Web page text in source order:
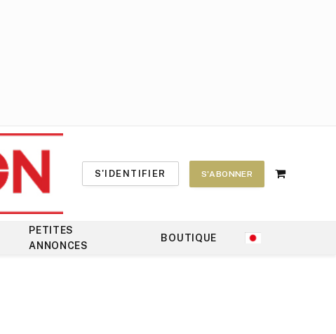
S'IDENTIFIER S'ABONNER
Shopping
PETITES
ANNONCES
BOUTIQUE